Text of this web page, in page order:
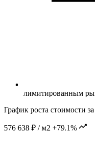
лимитированным
График роста стоимости
576 638 ₽ / м2 +79.1%